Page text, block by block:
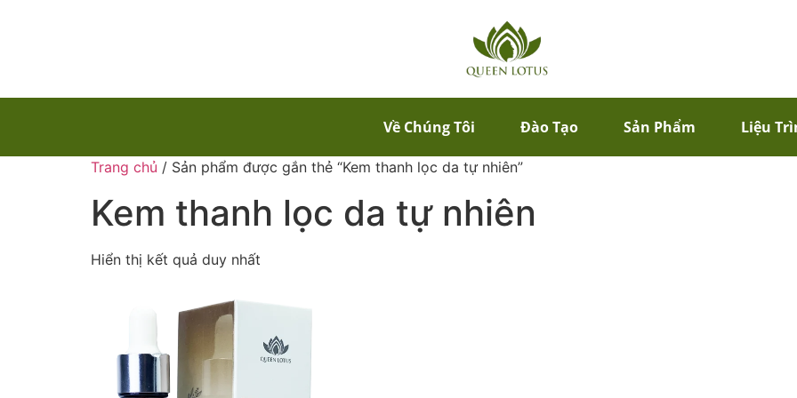
Về Chúng Tôi Đào Tạo Sản Phẩm Liệu
Trang chủ / Sản phẩm được gắn thẻ “Kem thanh lọc da tự nhiên”
Kem thanh lọc da tự nhiên
Hiển thị kết quả duy nhất